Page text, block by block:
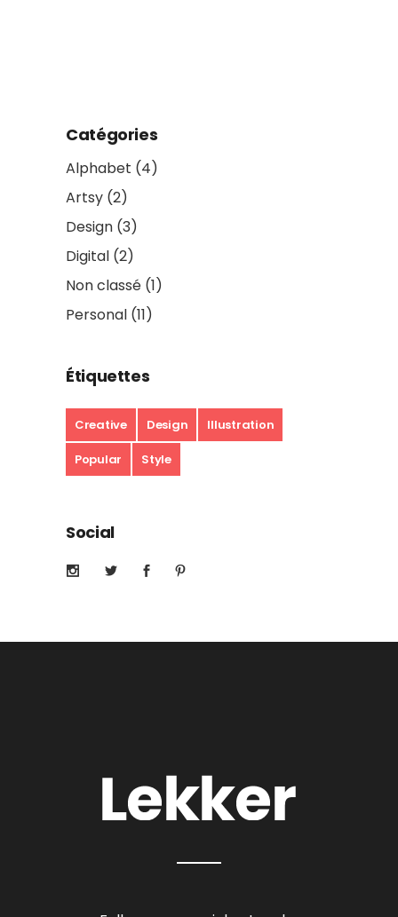
Catégories
Alphabet (4)
Artsy (2)
Design (3)
Digital (2)
Non classé (1)
Personal (11)
Étiquettes
Creative Design Illustration
Popular Style
Social